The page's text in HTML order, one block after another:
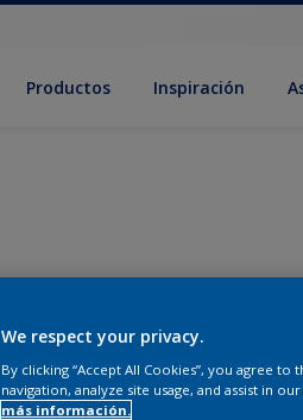
Productos Inspiración
We respect your privacy.
By clicking “Accept All Cookies”, you agree
navigation, analyze site usage, and assist in
más información.